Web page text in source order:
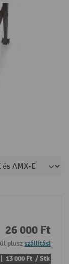
26 000 Ft
pluszszállítási
13 000 Ft / Stk